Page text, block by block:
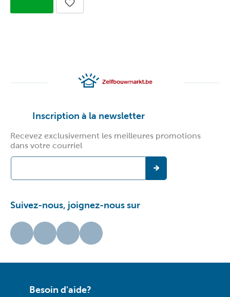
Inscription à la newsletter
Recevez exclusivement les meilleures promotions
dans votre courriel
Suivez-nous, joignez-nous sur
Besoin d'aide?